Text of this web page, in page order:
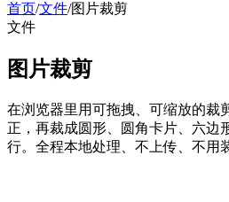
首页/文件/图片裁剪
文件
图片裁剪
在浏览器里用可拖拽、可缩放的裁
正，再裁成圆形、圆角卡片、六边
行。全程本地处理、不上传、不用